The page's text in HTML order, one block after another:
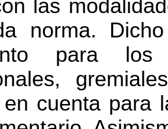
las
norma.
para los
cuenta para